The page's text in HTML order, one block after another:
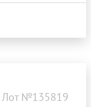
Лот №135819